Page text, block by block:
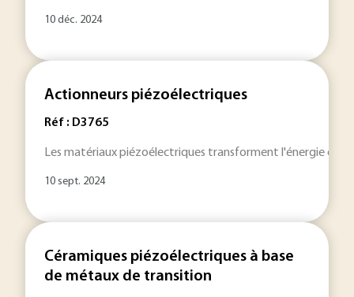
10 déc. 2024
Actionneurs piézoélectriques
Réf : D3765
Les matériaux piézoélectriques transforment l'énergie
10 sept. 2024
Céramiques piézoélectriques à base
de métaux de transition